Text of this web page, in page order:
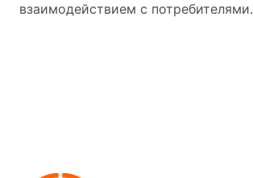
взаимодействием с потребителями.